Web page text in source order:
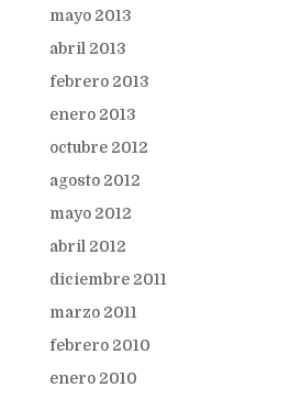
mayo 2013
abril 2013
febrero 2013
enero 2013
octubre 2012
agosto 2012
mayo 2012
abril 2012
diciembre 2011
marzo 2011
febrero 2010
enero 2010